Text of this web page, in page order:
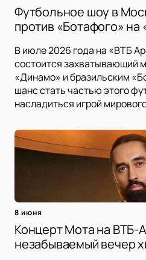
Футбольное шоу в
против «Ботафого» на
В июле 2026 года на «ВТБ
состоится захватывающий
«Динамо» и бразильским
шанс стать частью этого
насладиться игрой
8 июня
Концерт Мота на ВТБ-
незабываемый вечер